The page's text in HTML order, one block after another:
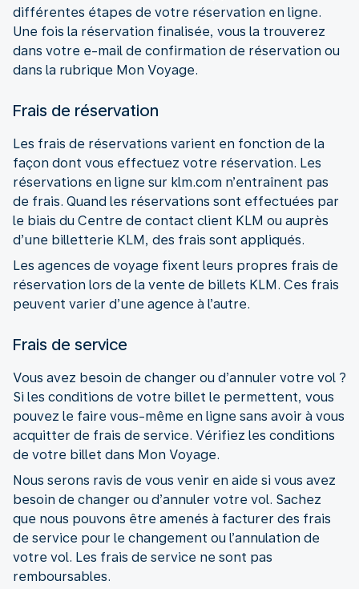
différentes étapes de votre réservation en ligne.
Une fois la réservation finalisée, vous la trouverez
dans votre e-mail de confirmation de réservation ou
dans la rubrique Mon Voyage.
Frais de réservation
Les frais de réservations varient en fonction de la
façon dont vous effectuez votre réservation. Les
réservations en ligne sur klm.com n’entraînent pas
de frais. Quand les réservations sont effectuées par
le biais du Centre de contact client KLM ou auprès
d’une billetterie KLM, des frais sont appliqués.
Les agences de voyage fixent leurs propres frais de
réservation lors de la vente de billets KLM. Ces frais
peuvent varier d’une agence à l’autre.
Frais de service
Vous avez besoin de changer ou d’annuler votre vol ?
Si les conditions de votre billet le permettent, vous
pouvez le faire vous-même en ligne sans avoir à vous
acquitter de frais de service. Vérifiez les conditions
de votre billet dans Mon Voyage.
Nous serons ravis de vous venir en aide si vous avez
besoin de changer ou d’annuler votre vol. Sachez
que nous pouvons être amenés à facturer des frais
de service pour le changement ou l’annulation de
votre vol. Les frais de service ne sont pas
remboursables.